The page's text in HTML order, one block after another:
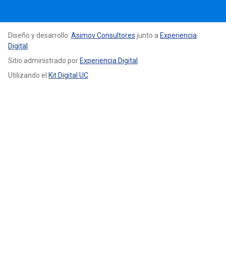
Diseño y desarrollo: Asimov Consultores junto a Experiencia
Digital
Sitio administrado por Experiencia Digital
Utilizando el Kit Digital UC